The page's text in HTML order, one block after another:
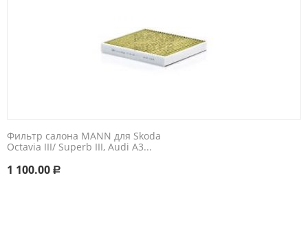
Фильтр салона MANN для Skoda
Octavia III/ Superb III, Audi A3...
1 100.00 Р